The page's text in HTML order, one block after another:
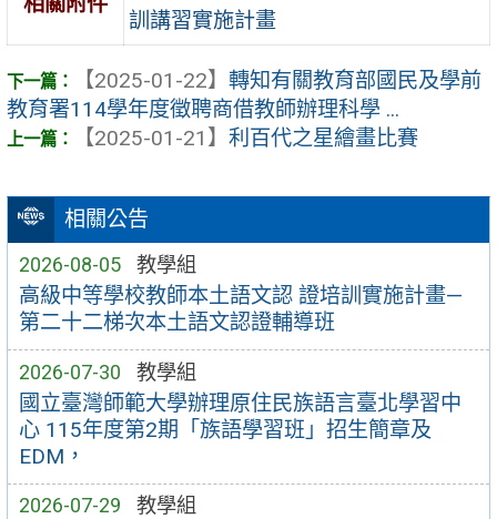
相關公告
2026-08-05 教學組
高級中等學校教師本土語文認 證培訓實施計畫—
第二十二梯次本土語文認證輔導班
2026-07-30 教學組
國立臺灣師範大學辦理原住民族語言臺北學習中
心 115年度第2期「族語學習班」招生簡章及
EDM，
2026-07-29 教學組
訓講習實施計畫
【2025-01-22】 轉知有關教育部國民及學前
教育署114學年度徵聘商借教師辦理科學 ...
【2025-01-21】 利百代之星繪畫比賽